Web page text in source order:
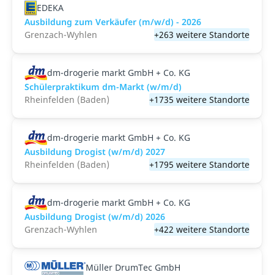
EDEKA
Ausbildung zum Verkäufer (m/w/d) - 2026
Grenzach-Wyhlen
+263 weitere Standorte
dm-drogerie markt GmbH + Co. KG
Schülerpraktikum dm-Markt (w/m/d)
Rheinfelden (Baden)
+1735 weitere Standorte
dm-drogerie markt GmbH + Co. KG
Ausbildung Drogist (w/m/d) 2027
Rheinfelden (Baden)
+1795 weitere Standorte
dm-drogerie markt GmbH + Co. KG
Ausbildung Drogist (w/m/d) 2026
Grenzach-Wyhlen
+422 weitere Standorte
Müller DrumTec GmbH